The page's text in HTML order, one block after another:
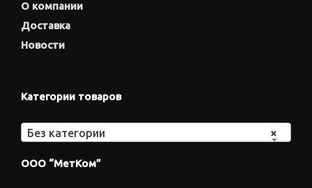
О компании
Доставка
Новости
Категории товаров
×
Без категории
ООО “МетКом”